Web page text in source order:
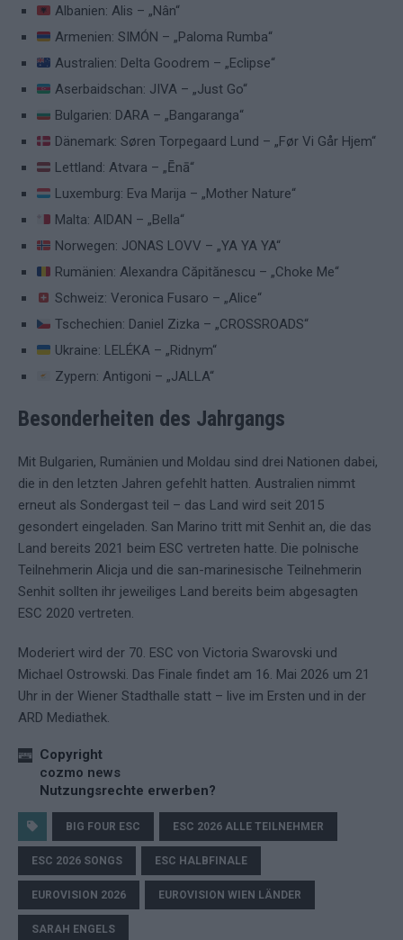
Albanien: Alis – „Nân“
Armenien: SIMÓN – „Paloma Rumba“
Australien: Delta Goodrem – „Eclipse“
Aserbaidschan: JIVA – „Just Go“
Bulgarien: DARA – „Bangaranga“
Dänemark: Søren Torpegaard Lund – „Før Vi Går Hjem“
Lettland: Atvara – „Ēnā“
Luxemburg: Eva Marija – „Mother Nature“
Malta: AIDAN – „Bella“
Norwegen: JONAS LOVV – „YA YA YA“
Rumänien: Alexandra Căpitănescu – „Choke Me“
Schweiz: Veronica Fusaro – „Alice“
Tschechien: Daniel Zizka – „CROSSROADS“
Ukraine: LELÉKA – „Ridnym“
Zypern: Antigoni – „JALLA“
Besonderheiten des Jahrgangs
Mit Bulgarien, Rumänien und Moldau sind drei Nationen dabei,
die in den letzten Jahren gefehlt hatten. Australien nimmt
erneut als Sondergast teil – das Land wird seit 2015
gesondert eingeladen. San Marino tritt mit Senhit an, die das
Land bereits 2021 beim ESC vertreten hatte. Die polnische
Teilnehmerin Alicja und die san-marinesische Teilnehmerin
Senhit sollten ihr jeweiliges Land bereits beim abgesagten
ESC 2020 vertreten.
Moderiert wird der 70. ESC von Victoria Swarovski und
Michael Ostrowski. Das Finale findet am 16. Mai 2026 um 21
Uhr in der Wiener Stadthalle statt – live im Ersten und in der
ARD Mediathek.
Copyright
cozmo news
Nutzungsrechte erwerben?
BIG FOUR ESC ESC 2026 ALLE TEILNEHMER
ESC 2026 SONGS ESC HALBFINALE
EUROVISION 2026 EUROVISION WIEN LÄNDER
SARAH ENGELS